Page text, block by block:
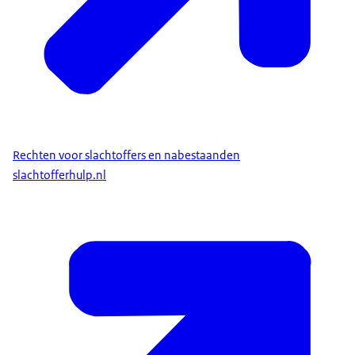
Bent u in Nederland slachtoffer geworden van een
strafbaar feit? Dan mag u in Nederland aangifte
doen. Woont u niet in Nederland? Soms regelt de
politie dat u het verhoor doet via de telefoon of een
videogesprek. Vanuit het buitenland kunt u de politie
Rechten voor slachtoffers en nabestaanden
slachtofferhulp.nl